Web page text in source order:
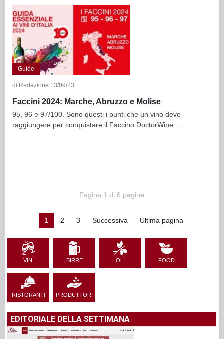
Guide
di Redazione 13/09/23
Faccini 2024: Marche, Abruzzo e Molise
95, 96 e 97/100. Sono questi i punti che un vino deve
raggiungere per conquistare il Faccino DoctorWine....
Pagina 1 di 6 pagine
1 2 3 Successiva Ultima pagina
VINI BIRRE OLI FOOD
RISTORANTI PRODUTTORI
EDITORIALE DELLA SETTIMANA